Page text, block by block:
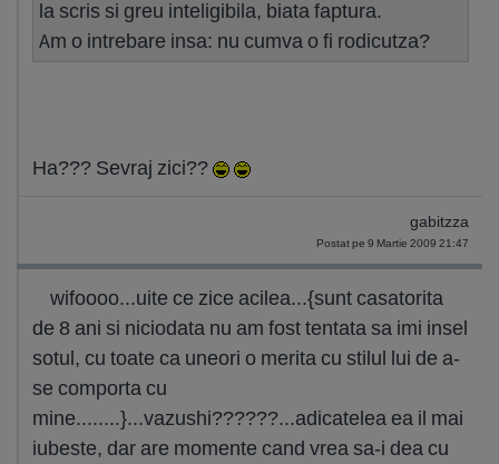
la scris si greu inteligibila, biata faptura.
Am o intrebare insa: nu cumva o fi rodicutza?
Ha??? Sevraj zici??
gabitzza
Postat pe 9 Martie 2009 21:47
wifoooo...uite ce zice acilea...{sunt casatorita
de 8 ani si niciodata nu am fost tentata sa imi insel
sotul, cu toate ca uneori o merita cu stilul lui de a-
se comporta cu
mine........}...vazushi??????...adicatelea ea il mai
iubeste, dar are momente cand vrea sa-i dea cu